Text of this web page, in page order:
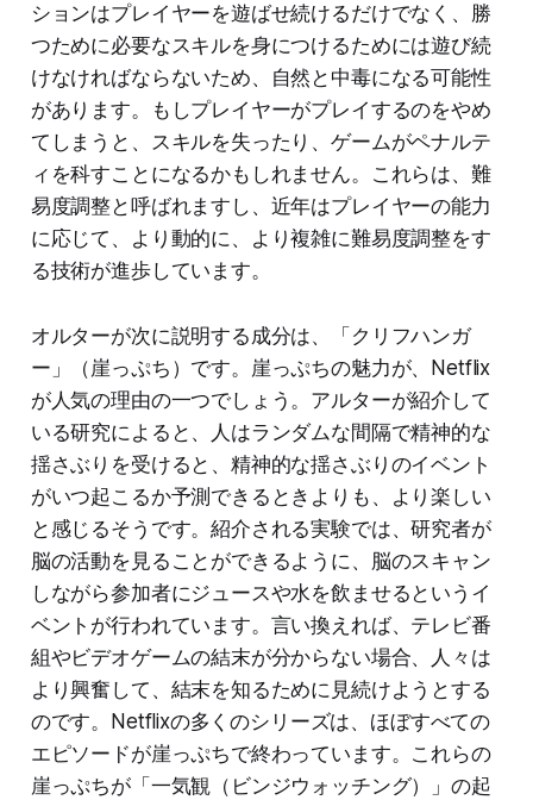
ションはプレイヤーを遊ばせ続けるだけでなく、勝
つために必要なスキルを身につけるためには遊び続
けなければならないため、自然と中毒になる可能性
があります。もしプレイヤーがプレイするのをやめ
てしまうと、スキルを失ったり、ゲームがペナルテ
ィを科すことになるかもしれません。これらは、難
易度調整と呼ばれますし、近年はプレイヤーの能力
に応じて、より動的に、より複雑に難易度調整をす
る技術が進歩しています。
オルターが次に説明する成分は、「クリフハンガ
ー」（崖っぷち）です。崖っぷちの魅力が、Netflix
が人気の理由の一つでしょう。アルターが紹介して
いる研究によると、人はランダムな間隔で精神的な
揺さぶりを受けると、精神的な揺さぶりのイベント
がいつ起こるか予測できるときよりも、より楽しい
と感じるそうです。紹介される実験では、研究者が
脳の活動を見ることができるように、脳のスキャン
しながら参加者にジュースや水を飲ませるというイ
ベントが行われています。言い換えれば、テレビ番
組やビデオゲームの結末が分からない場合、人々は
より興奮して、結末を知るために見続けようとする
のです。Netflixの多くのシリーズは、ほぼすべての
エピソードが崖っぷちで終わっています。これらの
崖っぷちが「一気観（ビンジウォッチング）」の起